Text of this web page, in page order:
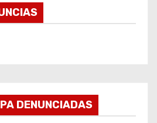
DENUNCIADAS